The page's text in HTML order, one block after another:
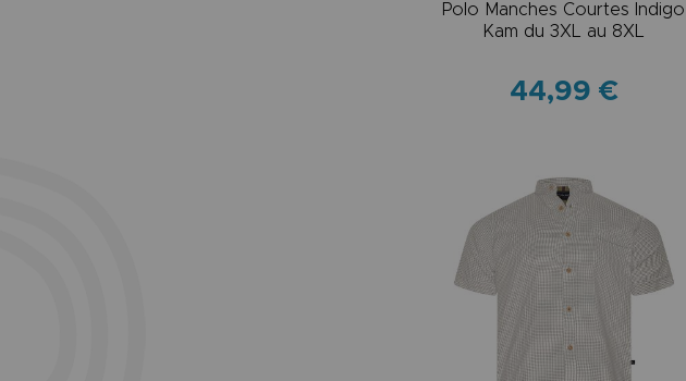
Polo Manches Courtes Indigo
Kam du 3XL au 8XL
44,99 €